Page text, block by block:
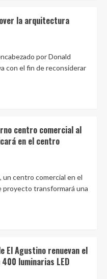
la arquitectura
por Donald
con el fin de reconsiderar
centro comercial al
en el centro
un centro comercial en el
proyecto transformará una
El Agustino renuevan el
luminarias LED